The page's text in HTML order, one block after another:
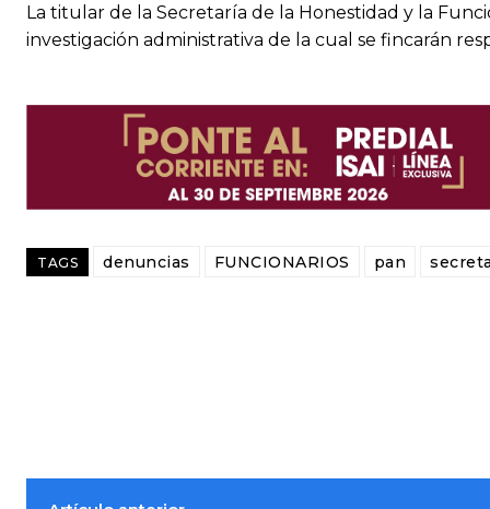
La titular de la Secretaría de la Honestidad y la
investigación administrativa de la cual se fincarán
TAGS denuncias FUNCIONARIOS pan